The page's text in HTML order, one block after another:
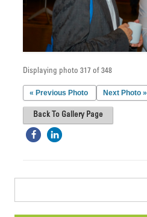
Displaying photo 317 of 348
« Previous Photo Next Photo »
Back To Gallery Page